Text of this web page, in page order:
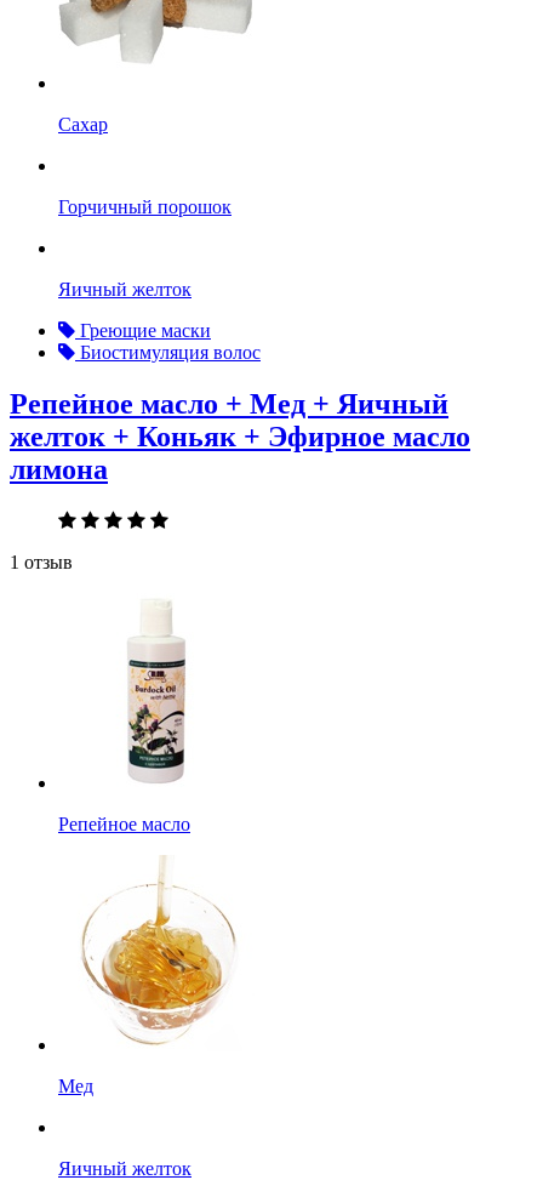
Сахар
Горчичный порошок
Яичный желток
Греющие маски
Биостимуляция волос
Репейное масло + Мед + Яичный
желток + Коньяк + Эфирное масло
лимона
1 отзыв
Репейное масло
Мед
Яичный желток